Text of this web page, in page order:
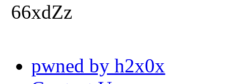
66xdZz
pwned by h2x0x